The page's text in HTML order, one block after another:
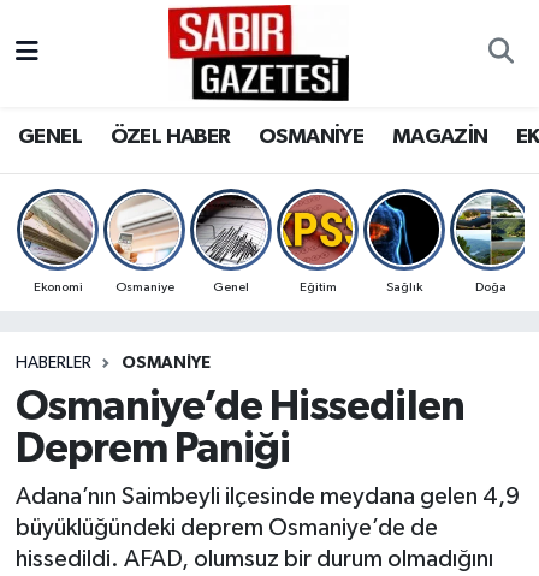
GENEL ÖZEL HABER OSMANİYE MAGAZİN
Ekonomi Osmaniye Genel Eğitim Sağlık Doğa
HABERLER OSMANIYE
Osmaniye’de Hissedilen
Deprem Paniği
Adana’nın Saimbeyli ilçesinde meydana gelen 4,9
büyüklüğündeki deprem Osmaniye’de de
hissedildi. AFAD, olumsuz bir durum olmadığını
OSMANİYE
MAGAZİN
SPOR
RESMİ İLANLAR
Osmaniye Nöbetçi Eczaneler
Osmaniye Trafik Yoğunluk Haritası
Süper Lig Puan Durumu ve Fikstür
Son Dakika Haberleri
Haber Arşivi